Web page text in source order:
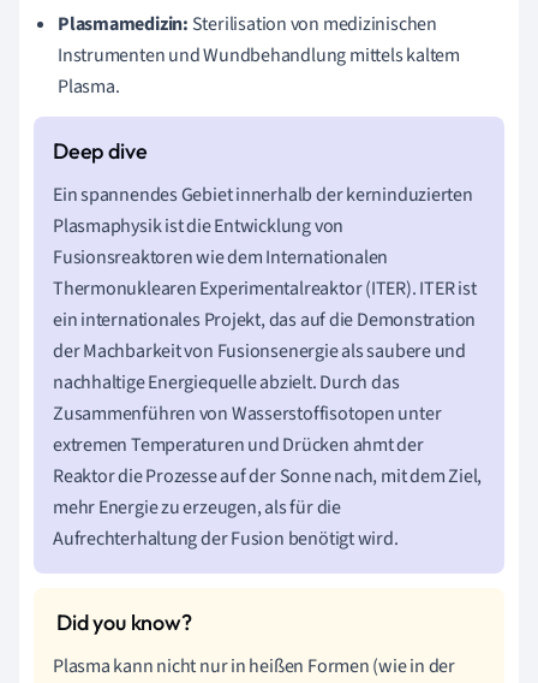
Plasmamedizin: Sterilisation von medizinischen
Instrumenten und Wundbehandlung mittels kaltem
Plasma.
Ein spannendes Gebiet innerhalb der kerninduzierten
Plasmaphysik ist die Entwicklung von
Fusionsreaktoren wie dem Internationalen
Thermonuklearen Experimentalreaktor (ITER). ITER ist
ein internationales Projekt, das auf die Demonstration
der Machbarkeit von Fusionsenergie als saubere und
nachhaltige Energiequelle abzielt. Durch das
Zusammenführen von Wasserstoffisotopen unter
extremen Temperaturen und Drücken ahmt der
Reaktor die Prozesse auf der Sonne nach, mit dem Ziel,
mehr Energie zu erzeugen, als für die
Aufrechterhaltung der Fusion benötigt wird.
Plasma kann nicht nur in heißen Formen (wie in der